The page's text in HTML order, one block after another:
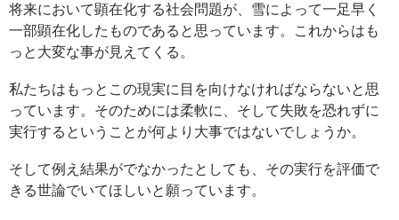
将来において顕在化する社会問題が、雪によって一足早く
一部顕在化したものであると思っています。これからはも
っと大変な事が見えてくる。
私たちはもっとこの現実に目を向けなければならないと思
っています。そのためには柔軟に、そして失敗を恐れずに
実行するということが何より大事ではないでしょうか。
そして例え結果がでなかったとしても、その実行を評価で
きる世論でいてほしいと願っています。